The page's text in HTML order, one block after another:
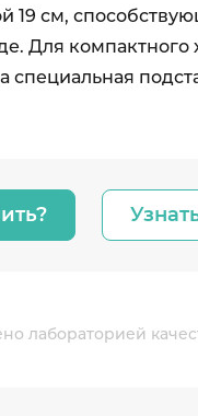
19 см,
Для
специальная
лабораторией